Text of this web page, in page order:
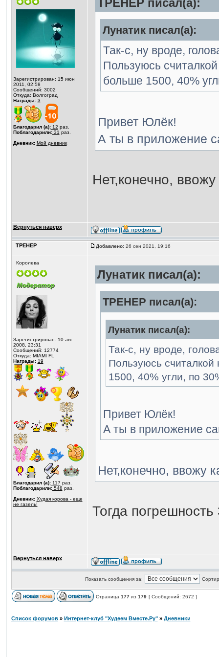
Зарегистрирован: 15 июн
2011, 02:58
Сообщений: 3002
Откуда: Волгоград
Награды: 3
Благодарил (а):12 раз.
Поблагодарили:31 раз.
Дневник: Мой дневник
ТРЕНЕР писал(а):
Лунатик писал(а):
Так-с, ну вроде,
Пользуюсь
больше 1500, 40%
Привет Юлёк!
А ты в приложение
Нет,конечно,
Вернуться наверх
ТРЕНЕР Добавлено:26 сен 2021, 19:16
Королева
Зарегистрирован: 10 авг
2008, 23:31
Сообщений: 12774
Откуда: MIAMI FL
Награды: 19
Благодарил (а):117 раз.
Поблагодарили:548 раз.
Дневник: Худая корова - еще
не газель!
Лунатик писал(а):
ТРЕНЕР писал(а):
Лунатик писал(а):
Так-с, ну вроде,
Пользуюсь
1500, 40% угли, по
Привет Юлёк!
А ты в приложение
Нет,конечно, ввожу
Тогда
Вернуться наверх
Показать сообщения за:
Страница 177из 179 [ Сообщений: 2672 ]
Список форумов» Интернет-клуб "Худеем Вместе.Ру"» Дневники